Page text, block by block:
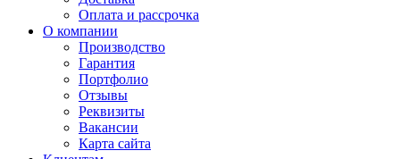
Оплата и рассрочка
О компании
Производство
Гарантия
Портфолио
Отзывы
Реквизиты
Вакансии
Карта сайта